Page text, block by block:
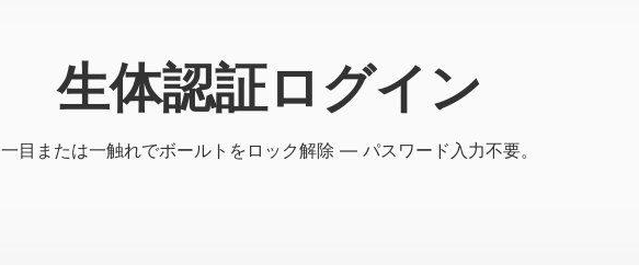
生体認証ログイン
一目または一触れでボールトをロック解除 — パスワード入力不要。